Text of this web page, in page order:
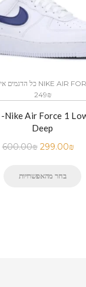
249₪
Deep
600.00₪ 299.00₪
בחר מהאפשרויות